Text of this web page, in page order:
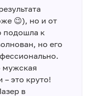
😉), но и от
подошла к
но его
мужская
– это круто!
в